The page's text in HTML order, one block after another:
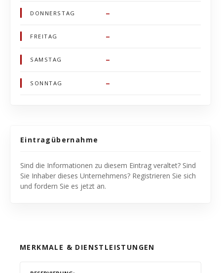
DONNERSTAG –
FREITAG –
SAMSTAG –
SONNTAG –
Eintragübernahme
Sind die Informationen zu diesem Eintrag veraltet? Sind
Sie Inhaber dieses Unternehmens? Registrieren Sie sich
und fordern Sie es jetzt an.
MERKMALE & DIENSTLEISTUNGEN